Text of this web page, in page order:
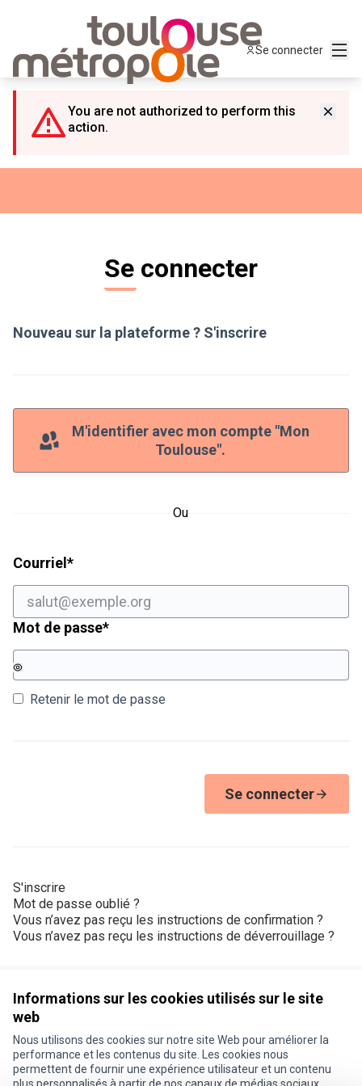
Informations sur les cookies utilisés sur le site
web
Nous utilisons des cookies sur notre site Web pour améliorer la
performance et les contenus du site. Les cookies nous
permettent de fournir une expérience utilisateur et un contenu
Se connecter
You are not authorized to perform this
action.
Se connecter
Nouveau sur la plateforme ? S'inscrire
M'identifier avec mon compte "Mon
Toulouse".
Ou
Courriel *Champ obligatoire
Mot de passe*Champ obligatoire
Retenir le mot de passe
Se connecter
S'inscrire
Mot de passe oublié ?
Vous n’avez pas reçu les instructions de confirmation ?
Vous n’avez pas reçu les instructions de déverrouillage ?
Conditions d'utilisation
Paramètres des cookies
Je participe ! sur X
Je participe ! sur Facebook
Je participe ! sur Instagram